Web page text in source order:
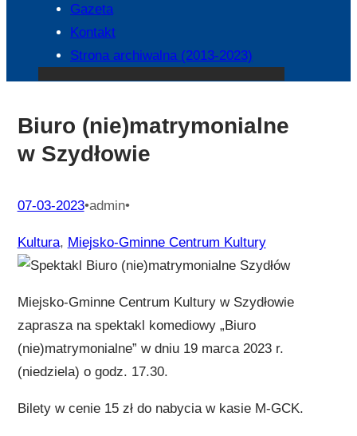
Gazeta
Kontakt
Strona archiwalna (2013-2023)
Biuro (nie)matrymonialne
w Szydłowie
07-03-2023•admin•
Kultura, Miejsko-Gminne Centrum Kultury
Miejsko-Gminne Centrum Kultury w Szydłowie
zaprasza na spektakl komediowy „Biuro
(nie)matrymonialne” w dniu 19 marca 2023 r.
(niedziela) o godz. 17.30.
Bilety w cenie 15 zł do nabycia w kasie M-GCK.